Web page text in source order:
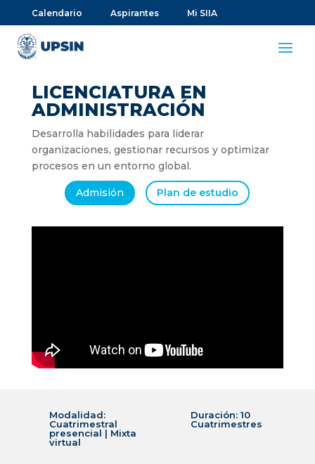
Calendario Aspirantes Mi SIIA
LICENCIATURA EN
ADMINISTRACIÓN
Desarrolla habilidades para liderar
organizaciones, gestionar recursos y optimizar
procesos en un entorno global.
Admisión Plan de estudio
Modalidad:
Cuatrimestral
presencial | Mixta
virtual
Duración: 10
Cuatrimestres